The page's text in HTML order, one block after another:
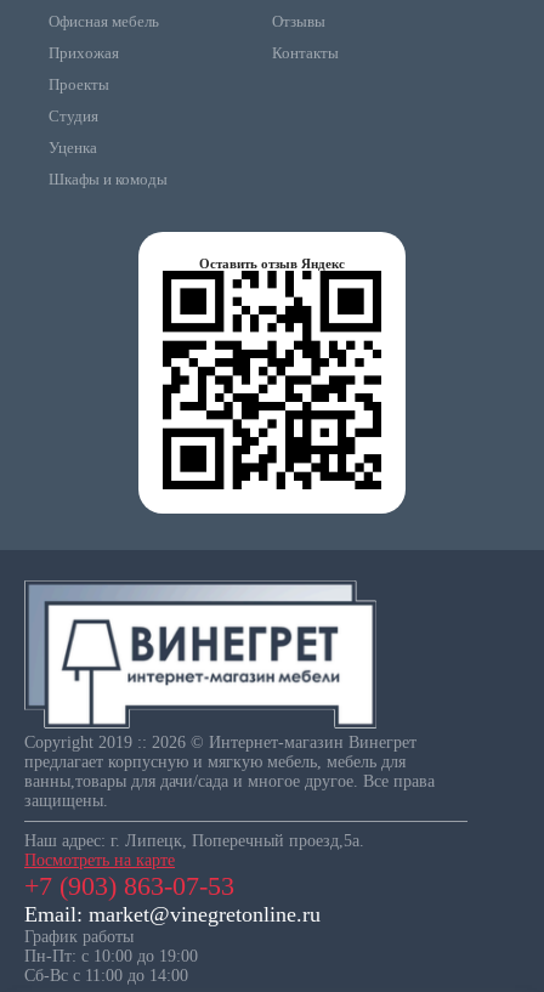
Офисная мебель
Прихожая
Проекты
Студия
Уценка
Шкафы и комоды
Отзывы
Контакты
Оставить отзыв Яндекс
Copyright 2019 :: 2026 © Интернет-магазин Винегрет
предлагает корпусную и мягкую мебель, мебель для
ванны,товары для дачи/сада и многое другое. Все права
защищены.
Наш адрес: г. Липецк, Поперечный проезд,5а.
Посмотреть на карте
+7 (903) 863-07-53
Email: market@vinegretonline.ru
График работы
Пн-Пт: с 10:00 до 19:00
Сб-Вс с 11:00 до 14:00